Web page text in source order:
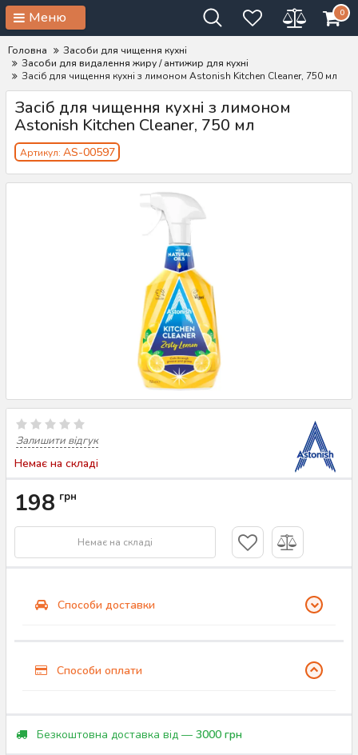
Меню 0
Головна
Засоби для чищення кухні
Засоби для видалення жиру / антижир для кухні
Засіб для чищення кухні з лимоном Astonish Kitchen Cleaner, 750 мл
Засіб для чищення кухні з лимоном
Astonish Kitchen Cleaner, 750 мл
Артикул: AS-00597
Залишити відгук
Немає на складі
198 грн
Немає на складі
Способи доставки
Способи оплати
Безкоштовна доставка від — 3000 грн